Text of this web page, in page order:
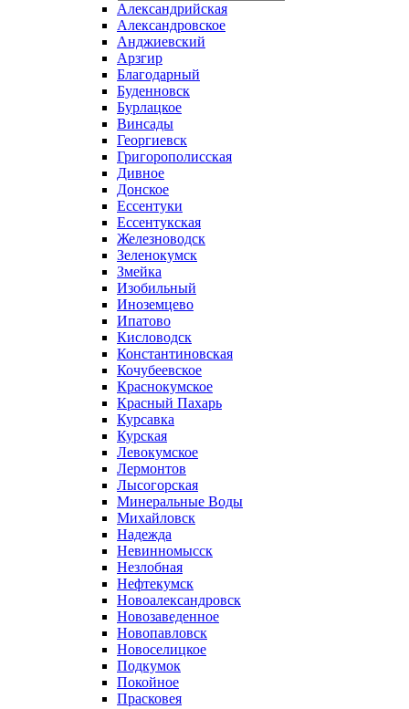
Александрийская
Александровское
Анджиевский
Арзгир
Благодарный
Буденновск
Бурлацкое
Винсады
Георгиевск
Григорополисская
Дивное
Донское
Ессентуки
Ессентукская
Железноводск
Зеленокумск
Змейка
Изобильный
Иноземцево
Ипатово
Кисловодск
Константиновская
Кочубеевское
Краснокумское
Красный Пахарь
Курсавка
Курская
Левокумское
Лермонтов
Лысогорская
Минеральные Воды
Михайловск
Надежда
Невинномысск
Незлобная
Нефтекумск
Новоалександровск
Новозаведенное
Новопавловск
Новоселицкое
Подкумок
Покойное
Прасковея